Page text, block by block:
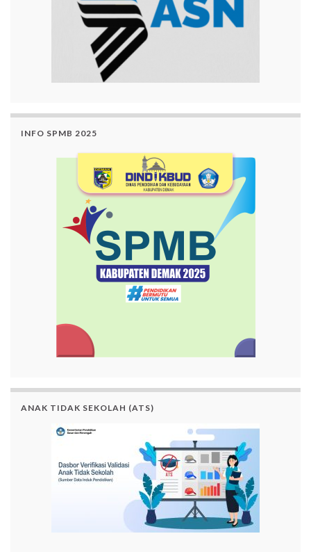
INFO SPMB 2025
ANAK TIDAK SEKOLAH (ATS)